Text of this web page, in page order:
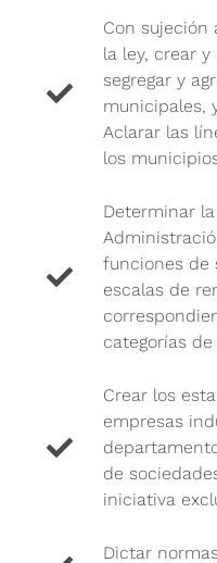
Con sujeción
la ley, crear
segregar y
municipales,
Aclarar las
los
Determinar
funciones de
escalas de
categorías
Crear los
empresas
de
iniciativa
Dictar